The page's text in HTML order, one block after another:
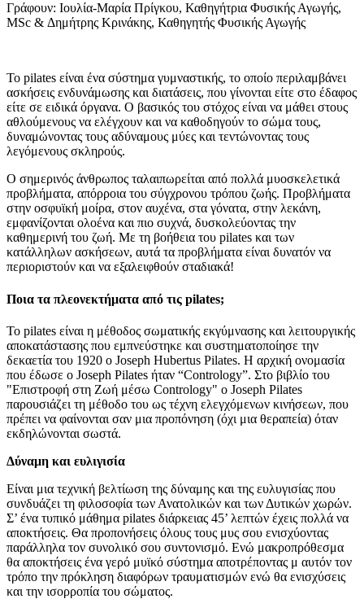
Γράφουν: Ιουλία-Μαρία Πρίγκου, Καθηγήτρια Φυσικής Αγωγής,
MSc & Δημήτρης Κρινάκης, Καθηγητής Φυσικής Αγωγής
Το pilates είναι ένα σύστημα γυμναστικής, το οποίο περιλαμβάνει
ασκήσεις ενδυνάμωσης και διατάσεις, που γίνονται είτε στο έδαφος
είτε σε ειδικά όργανα. Ο βασικός του στόχος είναι να μάθει στους
αθλούμενους να ελέγχουν και να καθοδηγούν το σώμα τους,
δυναμώνοντας τους αδύναμους μύες και τεντώνοντας τους
λεγόμενους σκληρούς.
Ο σημερινός άνθρωπος ταλαιπωρείται από πολλά μυοσκελετικά
προβλήματα, απόρροια του σύγχρονου τρόπου ζωής. Προβλήματα
στην οσφυϊκή μοίρα, στον αυχένα, στα γόνατα, στην λεκάνη,
εμφανίζονται ολοένα και πιο συχνά, δυσκολεύοντας την
καθημερινή του ζωή. Με τη βοήθεια του pilates και των
κατάλληλων ασκήσεων, αυτά τα προβλήματα είναι δυνατόν να
περιοριστούν και να εξαλειφθούν σταδιακά!
Ποια τα πλεονεκτήματα από τις pilates;
Το pilates είναι η μέθοδος σωματικής εκγύμνασης και λειτουργικής
αποκατάστασης που εμπνεύστηκε και συστηματοποίησε την
δεκαετία του 1920 ο Joseph Hubertus Pilates. Η αρχική ονομασία
που έδωσε ο Joseph Pilates ήταν “Contrology”. Στο βιβλίο του
"Επιστροφή στη Ζωή μέσω Contrology" ο Joseph Pilates
παρουσιάζει τη μέθοδο του ως τέχνη ελεγχόμενων κινήσεων, που
πρέπει να φαίνονται σαν μια προπόνηση (όχι μια θεραπεία) όταν
εκδηλώνονται σωστά.
Δύναμη και ευλιγισία
Είναι μια τεχνική βελτίωση της δύναμης και της ευλυγισίας που
συνδυάζει τη φιλοσοφία των Ανατολικών και των Δυτικών χωρών.
Σ’ ένα τυπικό μάθημα pilates διάρκειας 45’ λεπτών έχεις πολλά να
αποκτήσεις. Θα προπονήσεις όλους τους μυς σου ενισχύοντας
παράλληλα τον συνολικό σου συντονισμό. Ενώ μακροπρόθεσμα
θα αποκτήσεις ένα γερό μυϊκό σύστημα αποτρέποντας μ αυτόν τον
τρόπο την πρόκληση διαφόρων τραυματισμών ενώ θα ενισχύσεις
και την ισορροπία του σώματος.